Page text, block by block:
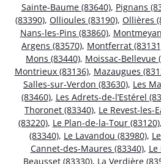
Sainte-Baume (83640), Pignans
(83390), Ollioules (83190), Ollières
Nans-les-Pins (83860),
Argens (83570), Montferrat
Mons (83440), Moissac-Bellevue
Montrieux (83136), Mazaugues
Salles-sur-Verdon (83630), Les
(83460), Les Adrets-de-l’Estérel
Thoronet (83340), Le Revest-les-
(83220), Le Plan-de-la-Tour (83120),
(83340), Le Lavandou (83980),
Cannet-des-Maures (83340),
Beausset (83330), La Verdière